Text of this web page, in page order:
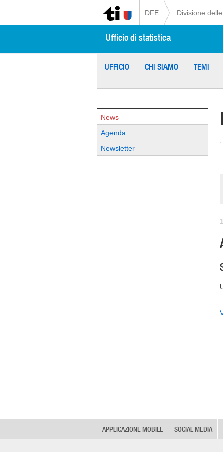
DFE Divisione
Ufficio di statistica
UFFICIO CHI SIAMO TEMI
News
Agenda
Newsletter
APPLICAZIONE MOBILE SOCIAL MEDIA